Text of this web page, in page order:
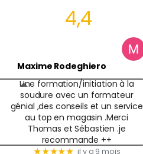
4,4
Maxime Rodeghiero
Une formation/initiation à la
soudure avec un formateur
génial ,des conseils et un service
au top en magasin .Merci
Thomas et Sébastien .je
recommande ++
★★★★★ il y a 9 mois